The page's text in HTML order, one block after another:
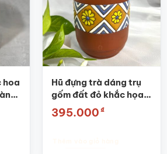
hoa
Hũ đựng trà dáng trụ
gốm đất đỏ khắc họa
tiết thổ cẩm SG-
BĐT53
395.000 ₫